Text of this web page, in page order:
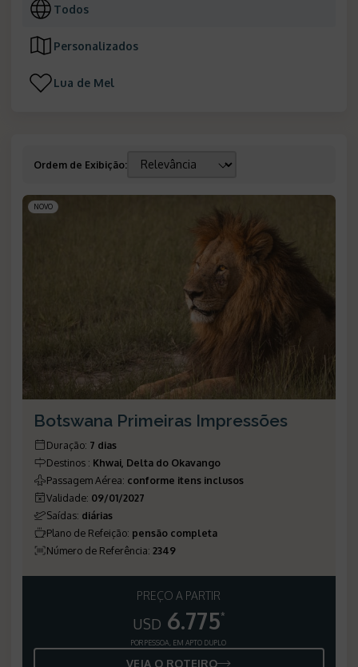
Todos
Personalizados
Lua de Mel
Ordem de Exibição:
NOVO
Botswana Primeiras Impressões
Duração: 7 dias
Destinos : Khwai, Delta do Okavango
Passagem Aérea: conforme itens inclusos
Validade: 09/01/2027
Saídas: diárias
Plano de Refeição: pensão completa
Número de Referência: 2349
PREÇO A PARTIR
USD 6.775*
POR PESSOA, EM APTO DUPLO
VEJA O ROTEIRO